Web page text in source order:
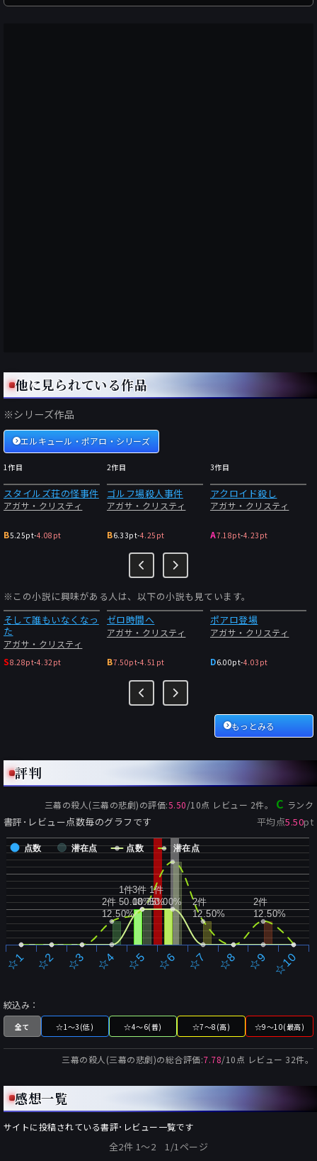
他に見られている作品
※シリーズ作品
エルキュール・ポアロ・シリーズ
1作目
スタイルズ荘の怪事件
アガサ・クリスティ
B5.25pt-4.08pt
2作目
ゴルフ場殺人事件
アガサ・クリスティ
B6.33pt-4.25pt
3作目
アクロイド殺し
アガサ・クリスティ
A7.18pt-4.23pt
※この小説に興味がある人は、以下の小説も見ています。
そして誰もいなくなっ
た
アガサ・クリスティ
S8.28pt-4.32pt
ゼロ時間へ
アガサ・クリスティ
B7.50pt-4.51pt
ポアロ登場
アガサ・クリスティ
D6.00pt-4.03pt
もっとみる
評判
三幕の殺人(三幕の悲劇)の評価:5.50/10点 レビュー 2件。 C ランク
書評･レビュー点数毎のグラフです 平均点5.50pt
点数 潜在点 点数 潜在点
☆1 ☆2 ☆3 ☆4 ☆5 ☆6 ☆7 ☆8 ☆9 ☆10
1件
50.00%
1件
50.00%
2件
12.50%
3件
18.75%
2件
12.50%
2件
12.50%
絞込み：
全て ☆1～3(低) ☆4～6(普) ☆7～8(高) ☆9～10(最高)
三幕の殺人(三幕の悲劇)の総合評価:7.78/10点 レビュー 32件。
感想一覧
サイトに投稿されている書評･レビュー一覧です
全2件 1〜2 1/1ページ